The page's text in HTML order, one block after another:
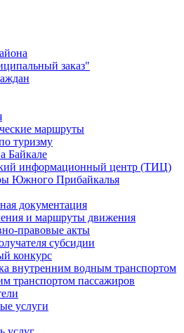
заказ"
маршруты
туризму
Байкале
информационный центр (ТИЦ)
Южного Прибайкалья
документация
и маршруты движения
правовые акты
субсидии
конкурс
внутренним водным транспортом
транспортом пассажиров
услуги